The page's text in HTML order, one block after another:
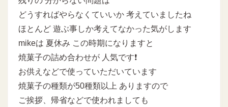
どうすればやらなくていいか 考えていましたね
ほとんど 遊ぶ事しか考えてなかった気がします
mikeは 夏休み この時期になりますと
焼菓子の詰め合わせが 人気です❗
お供えなどで使っていただいています
焼菓子の種類が50種類以上 ありますので
ご挨拶、帰省などで使われましても